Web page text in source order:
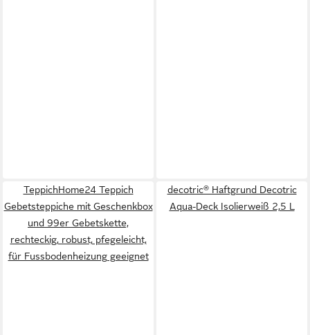
TeppichHome24 Teppich
Gebetsteppiche mit Geschenkbox
und 99er Gebetskette,
rechteckig, robust, pfegeleicht,
für Fussbodenheizung geeignet
decotric® Haftgrund Decotric
Aqua-Deck Isolierweiß 2,5 L